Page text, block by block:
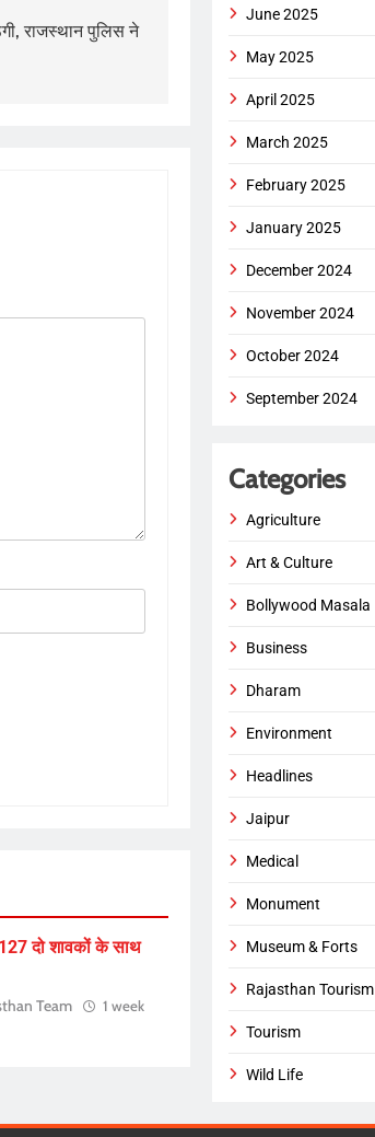
राजस्थान पुलिस ने
दो शावकों के साथ
Team
1 week
June 2025
May 2025
April 2025
March 2025
February 2025
January 2025
December 2024
November 2024
October 2024
September 2024
Categories
Agriculture
Art & Culture
Bollywood Masala
Business
Dharam
Environment
Headlines
Jaipur
Medical
Monument
Museum & Forts
Rajasthan Tourism
Tourism
Wild Life